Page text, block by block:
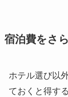
宿泊費をさ
ホテル選び以
ておくと得す